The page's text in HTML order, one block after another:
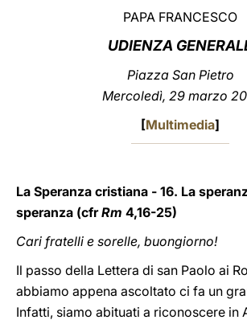
PAPA FRANCESCO
UDIENZA
Piazza San Pietro
Mercoledì, 29 marzo
[Multimedia]
La Speranza cristiana - 16. La
speranza (cfrRm 4,16-25)
Cari fratelli e sorelle, buongiorno!
Il passo della Lettera di san Paolo ai
abbiamo appena ascoltato ci fa un
Infatti, siamo abituati a riconoscere in